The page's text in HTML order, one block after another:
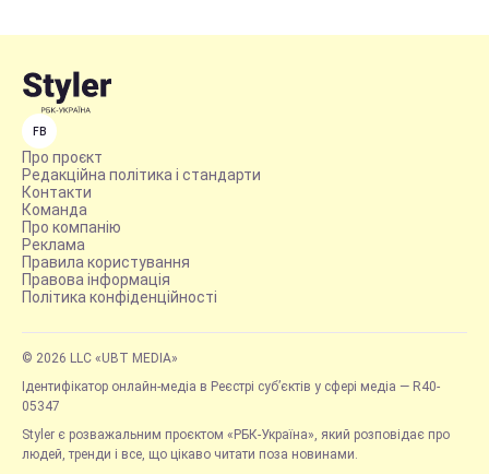
FB
Про проєкт
Редакційна політика і стандарти
Контакти
Команда
Про компанію
Реклама
Правила користування
Правова інформація
Політика конфіденційності
© 2026 LLC «UBT MEDIA»
Ідентифікатор онлайн-медіа в Реєстрі суб’єктів у сфері медіа — R40-
05347
Styler є розважальним проєктом «РБК-Україна», який розповідає про
людей, тренди і все, що цікаво читати поза новинами.